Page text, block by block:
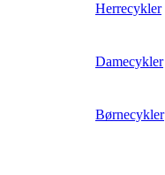
Herrecykler
Damecykler
Børnecykler